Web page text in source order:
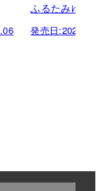
ふるたみゆき
発売日: